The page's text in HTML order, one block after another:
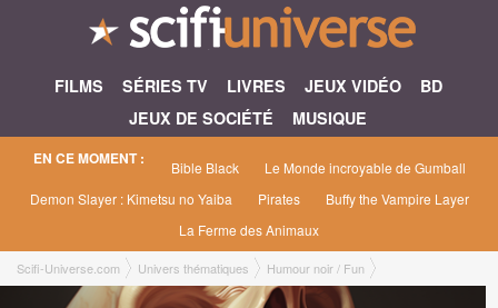
FILMS SÉRIES TV LIVRES JEUX VIDÉO
BD
JEUX DE SOCIÉTÉ
MUSIQUE
EN CE MOMENT : Bible Black
Le Monde incroyable de Gumball
Demon Slayer : Kimetsu no Yaiba
Pirates
Buffy the Vampire Layer
La Ferme des Animaux
Scifi-Universe.com Univers thématiques Humour noir / Fun